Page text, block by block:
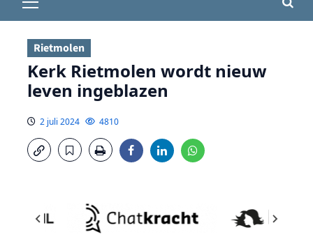
menu
Rietmolen
Kerk Rietmolen wordt nieuw
leven ingeblazen
2 juli 2024 4810